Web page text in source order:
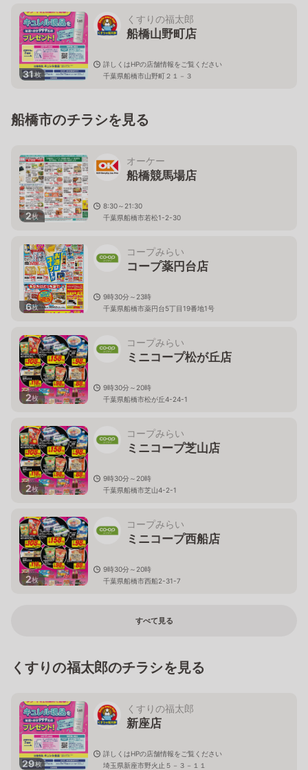
31枚
くすりの福太郎
船橋山野町店
詳しくはHPの店舗情報をご覧ください
千葉県船橋市山野町２１－３
船橋市のチラシを見る
2枚
オーケー
船橋競馬場店
8:30～21:30
千葉県船橋市若松1-2-30
6枚
コープみらい
コープ薬円台店
9時30分～23時
千葉県船橋市薬円台5丁目19番地1号
2枚
コープみらい
ミニコープ松が丘店
9時30分～20時
千葉県船橋市松が丘4-24-1
2枚
コープみらい
ミニコープ芝山店
9時30分～20時
千葉県船橋市芝山4-2-1
2枚
コープみらい
ミニコープ西船店
9時30分～20時
千葉県船橋市西船2-31-7
すべて見る
くすりの福太郎のチラシを見る
29枚
くすりの福太郎
新座店
詳しくはHPの店舗情報をご覧ください
埼玉県新座市野火止５－３－１１